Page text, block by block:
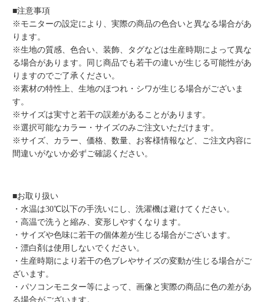
■注意事項
※モニターの設定により、実際の商品の色合いと異なる場合があ
ります。
※生地の質感、色合い、装飾、タグなどは生産時期によって異な
る場合があります。同じ商品でも若干の違いが生じる可能性があ
りますのでご了承ください。
※素材の特性上、生地のほつれ・シワが生じる場合がございま
す。
※サイズは実寸と若干の誤差があることがあります。
※選択可能なカラー・サイズのみご注文いただけます。
※サイズ、カラー、価格、数量、お客様情報など、ご注文内容に
間違いがないか必ずご確認ください。
■お取り扱い
・水温は30℃以下の手洗いにし、洗濯機は避けてください。
・高温で洗うと縮み、変形しやすくなります。
・サイズや色味に若干の個体差が生じる場合がございます。
・漂白剤は使用しないでください。
・生産時期により若干の色ブレやサイズの変動が生じる場合がご
ざいます。
・パソコンモニター等によって、画像と実際の商品に色の差があ
る場合がございます。